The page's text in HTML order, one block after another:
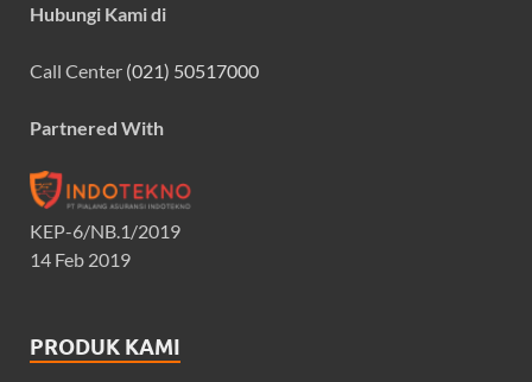
Hubungi Kami di
Call Center (021) 50517000
Partnered With
KEP-6/NB.1/2019
14 Feb 2019
PRODUK KAMI